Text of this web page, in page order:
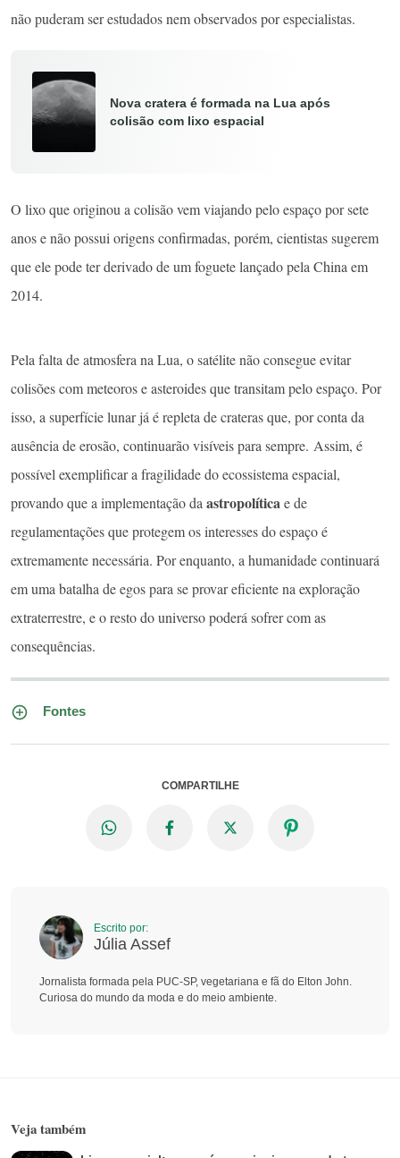
não puderam ser estudados nem observados por especialistas.
Nova cratera é formada na Lua após
colisão com lixo espacial
O lixo que originou a colisão vem viajando pelo espaço por sete
anos e não possui origens confirmadas, porém, cientistas sugerem
que ele pode ter derivado de um foguete lançado pela China em
2014.
Pela falta de atmosfera na Lua, o satélite não consegue evitar
colisões com meteoros e asteroides que transitam pelo espaço. Por
isso, a superfície lunar já é repleta de crateras que, por conta da
ausência de erosão, continuarão visíveis para sempre. Assim, é
possível exemplificar a fragilidade do ecossistema espacial,
provando que a implementação da astropolíticae de
regulamentações que protegem os interesses do espaço é
extremamente necessária. Por enquanto, a humanidade continuará
em uma batalha de egos para se provar eficiente na exploração
extraterrestre, e o resto do universo poderá sofrer com as
consequências.
Fontes
COMPARTILHE
Escrito por:
Júlia Assef
Jornalista formada pela PUC-SP, vegetariana e fã do Elton John.
Curiosa do mundo da moda e do meio ambiente.
Veja também